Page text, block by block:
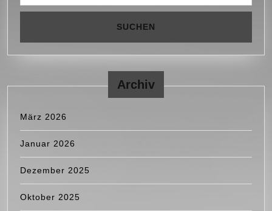
Archiv
März 2026
Januar 2026
Dezember 2025
Oktober 2025